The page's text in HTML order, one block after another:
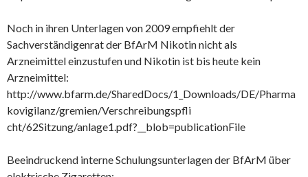
Noch in ihren Unterlagen von 2009 empfiehlt der
Sachverständigenrat der BfArM Nikotin nicht als
Arzneimittel einzustufen und Nikotin ist bis heute kein
Arzneimittel:
http://www.bfarm.de/SharedDocs/1_Downloads/DE/Pharma
kovigilanz/gremien/Verschreibungspfli
cht/62Sitzung/anlage1.pdf?__blob=publicationFile
Beeindruckend interne Schulungsunterlagen der BfArM über